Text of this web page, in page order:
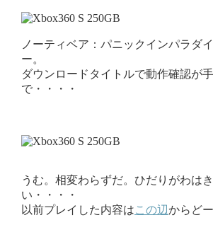
ノーティベア：パニックインパラダ
ー。
ダウンロードタイトルで動作確認が
で・・・・
うむ。相変わらずだ。ひだりがわは
い・・・・
以前プレイした内容はこの辺からどー